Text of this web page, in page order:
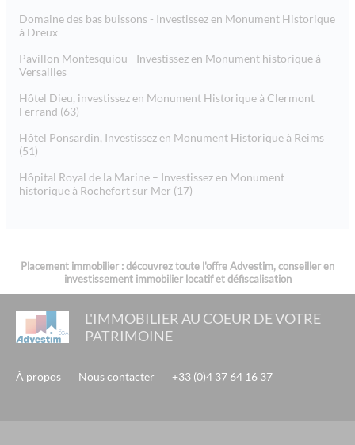
Domaine des bas buissons - Investissez en Monument Historique
à Dreux
Pavillon Montesquiou - Investissez en Monument historique à
Versailles
Hôtel Dieu, investissez en Monument Historique à Clermont
Ferrand (63)
Hôtel Ponsardin, Investissez en Monument Historique à Reims
(51)
Hôpital Royal de la Marine – Investissez en Monument
historique à Rochefort sur Mer (17)
Placement immobilier : découvrez toute l'offre Advestim, conseiller en
investissement immobilier locatif et défiscalisation
L'IMMOBILIER AU COEUR DE VOTRE
PATRIMOINE
À propos Nous contacter +33 (0)4 37 64 16 37